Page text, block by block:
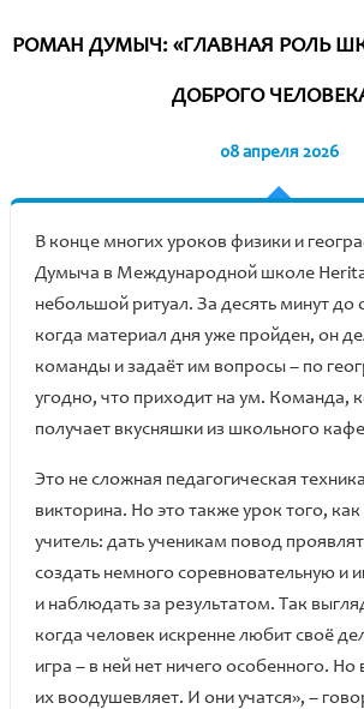
РОМАН ДУМЫЧ: «ГЛАВНАЯ РОЛЬ
ДОБРОГО
08 апреля 2026
В конце многих уроков физики и
Думыча в Международной школе
небольшой ритуал. За десять минут до
когда материал дня уже пройден, он
команды и задаёт им вопросы – по
угодно, что приходит на ум. Команда,
получает вкусняшки из школьного
Это не сложная педагогическая
викторина. Но это также урок того,
учитель: дать ученикам повод
создать немного соревновательную и
и наблюдать за результатом. Так
когда человек искренне любит своё
игра – в ней нет ничего особенного.
их воодушевляет. И они учатся», –